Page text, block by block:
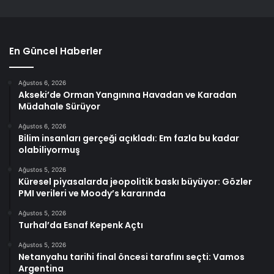
En Güncel Haberler
Ağustos 6, 2026
Akseki’de Orman Yangınına Havadan ve Karadan
Müdahale Sürüyor
Ağustos 6, 2026
Bilim insanları gerçeği açıkladı: Em fazla bu kadar
olabiliyormuş
Ağustos 5, 2026
Küresel piyasalarda jeopolitik baskı büyüyor: Gözler
PMI verileri ve Moody’s kararında
Ağustos 5, 2026
Turhal’da Esnaf Kepenk Açtı
Ağustos 5, 2026
Netanyahu tarihi final öncesi tarafını seçti: Vamos
Argentina